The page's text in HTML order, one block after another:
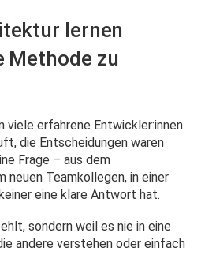
lernen
Methode zu
viele erfahrene Entwickler:innen
die Entscheidungen waren
Frage – aus dem
neuen Teamkollegen, in einer
eine klare Antwort hat.
sondern weil es nie in eine
andere verstehen oder einfach